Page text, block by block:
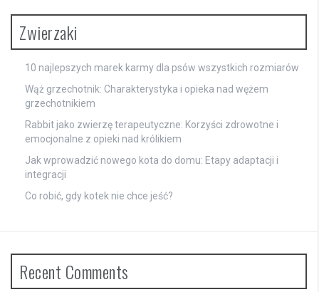
Zwierzaki
10 najlepszych marek karmy dla psów wszystkich rozmiarów
Wąż grzechotnik: Charakterystyka i opieka nad wężem
grzechotnikiem
Rabbit jako zwierzę terapeutyczne: Korzyści zdrowotne i
emocjonalne z opieki nad królikiem
Jak wprowadzić nowego kota do domu: Etapy adaptacji i
integracji
Co robić, gdy kotek nie chce jeść?
Recent Comments